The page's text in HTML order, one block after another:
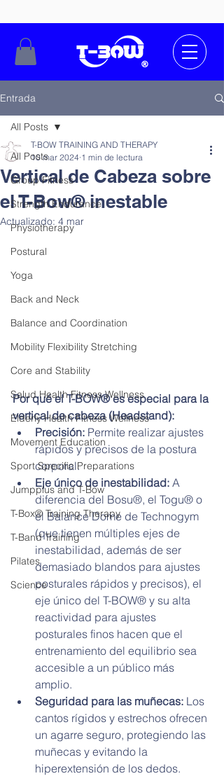
Entrada
All Posts
Group Fitness
Strength Endurance
Physiotherapy
Postural
Yoga
Back and Neck
Balance and Coordination
Mobility Flexibility Stretching
Core and Stability
Salud Health Fitness Wellness
Elderly Health Fitness Wellness
Movement Education
Sport Specific Preparations
Jumpplus and T-Bow
T-Box® Training Therapy
T-Band Training
Pilates
Science
All Posts
Vertical de Cabeza sobre
el T-Bow® inestable
T-BOW TRAINING AND THERAPY
10 mar 2024 1 min de lectura
Actualizado: 4 mar
Por qué el T-BOW® es especial para la
vertical de cabeza (Headstand):
Precisión: Permite realizar ajustes
rápidos y precisos de la postura
corporal.
Eje único de inestabilidad: A
diferencia del Bosu®, el Togu® o
el Balance Dome de Technogym
(que tienen múltiples ejes de
inestabilidad, además de ser
demasiado blandos para ajustes
posturales rápidos y precisos), el
eje único del T-BOW® y su alta
reactividad para ajustes
posturales finos hacen que el
entrenamiento del equilibrio sea
accesible a un público más
amplio.
Seguridad para las muñecas: Los
cantos rígidos y estrechos ofrecen
un agarre seguro, protegiendo las
muñecas y evitando la
hiperextensión de los dedos.